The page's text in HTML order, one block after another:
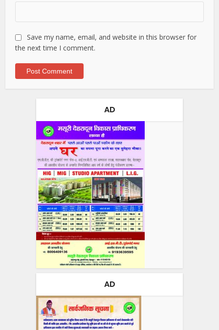
Save my name, email, and website in this browser for
the next time I comment.
AD
AD